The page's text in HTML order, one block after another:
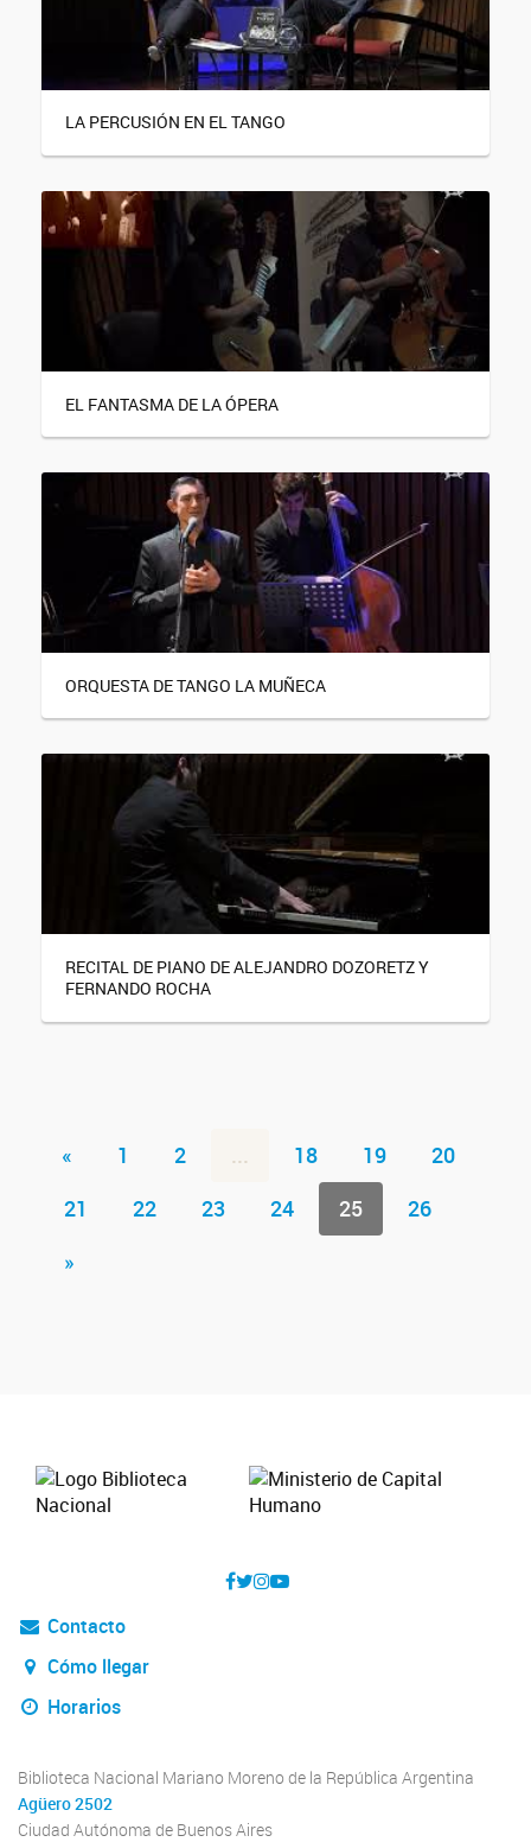
LA PERCUSIÓN EN EL TANGO
EL FANTASMA DE LA ÓPERA
ORQUESTA DE TANGO LA MUÑECA
RECITAL DE PIANO DE ALEJANDRO DOZORETZ Y
FERNANDO ROCHA
« 1 2 ... 18 19
20
21
22 23 24 25
26
»
Contacto
Cómo llegar
Horarios
Biblioteca Nacional Mariano Moreno de la República Argentina
Agüero 2502
Ciudad Autónoma de Buenos Aires